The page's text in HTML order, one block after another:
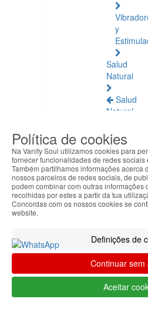
y
Salud
Natural
Salud
Natural
todos
Ámbar
Báltico
y
Diario
y
Piernas
Política de cookies
Na Vanity Soul utilizamos cookies para
fornecer funcionalidades de redes sociais
Também partilhamos informações acerca
nossos parceiros de redes sociais, de
podem combinar com outras informações
recolhidas por estes a partir da tua
Concordas com os nossos cookies se
website.
Definições de
Continuar sem
Aceitar